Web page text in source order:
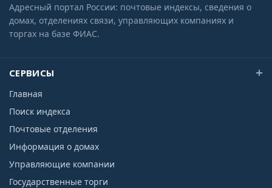
Адресный портал России: почтовые индексы, сведения о
домах, отделениях связи, управляющих компаниях и
торгах на базе ФИАС.
СЕРВИСЫ
Главная
Поиск индекса
Почтовые отделения
Информация о домах
Управляющие компании
Государственные торги